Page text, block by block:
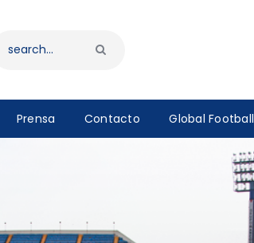
Prensa Contacto Global Football